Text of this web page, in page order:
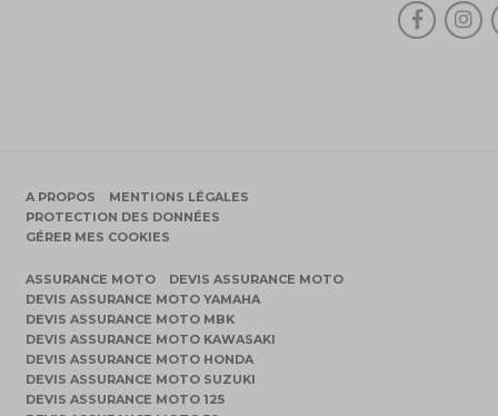
A PROPOS
MENTIONS LÉGALES
PROTECTION DES DONNÉES
GÉRER MES COOKIES
ASSURANCE MOTO
DEVIS ASSURANCE MOTO
DEVIS ASSURANCE MOTO YAMAHA
DEVIS ASSURANCE MOTO MBK
DEVIS ASSURANCE MOTO KAWASAKI
DEVIS ASSURANCE MOTO HONDA
DEVIS ASSURANCE MOTO SUZUKI
DEVIS ASSURANCE MOTO 125